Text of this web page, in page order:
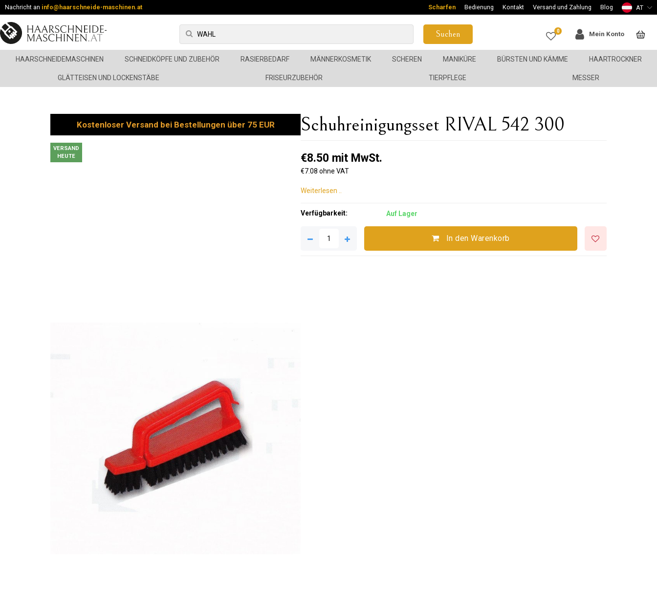
Nachricht an info@haarschneide-maschinen.at Scharfen Bedienung Kontakt Versand und Zahlung Blog AT
Suchen 0 Mein Konto
HAARSCHNEIDEMASCHINEN SCHNEIDKÖPFE UND ZUBEHÖR RASIERBEDARF MÄNNERKOSMETIK SCHEREN MANIKÜRE BÜRSTEN UND KÄMME HAARTROCKNER
GLÄTTEISEN UND LOCKENSTÄBE FRISEURZUBEHÖR TIERPFLEGE MESSER
Kostenloser Versand bei Bestellungen über 75 EUR
VERSAND
HEUTE
Schuhreinigungsset RIVAL 542 300
€8.50 mit MwSt.
€7.08 ohne VAT
Weiterlesen ..
Verfügbarkeit: Auf Lager
In den Warenkorb